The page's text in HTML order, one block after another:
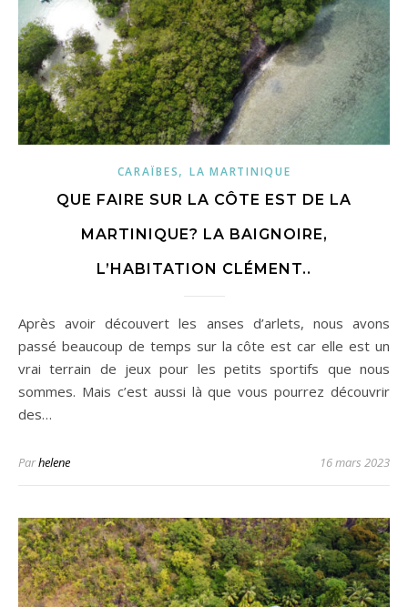
CARAÏBES,LA MARTINIQUE
QUE FAIRE SUR LA CÔTE EST DE LA
MARTINIQUE? LA BAIGNOIRE,
L’HABITATION CLÉMENT..
Après avoir découvert les anses d’arlets, nous avons
passé beaucoup de temps sur la côte est car elle est un
vrai terrain de jeux pour les petits sportifs que nous
sommes. Mais c’est aussi là que vous pourrez découvrir
des…
Parhelene 16 mars 2023